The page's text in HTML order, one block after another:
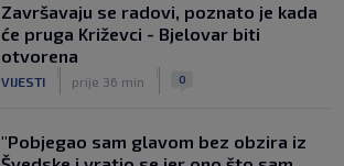
Završavaju se radovi, poznato je kada
će pruga Križevci - Bjelovar biti
otvorena
VIJESTI prije 36 min 0
"Pobjegao sam glavom bez obzira iz